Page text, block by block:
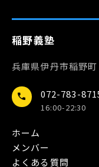
稲野義塾
兵庫県伊丹市稲野
call 072-783-
16:00-22:30
ホーム
メンバー
よくある質問